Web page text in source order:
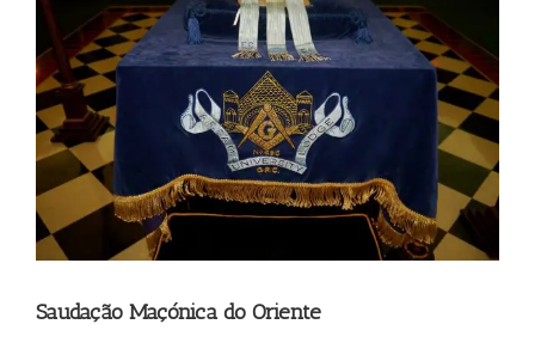
Image
Saudação Maçónica do Oriente